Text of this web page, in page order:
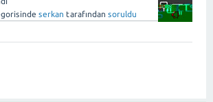
serkan tarafından soruldu